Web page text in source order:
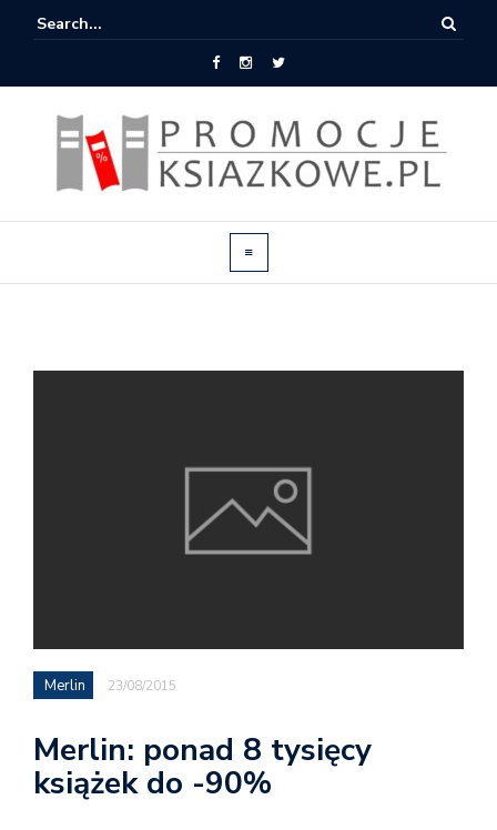
Merlin 23/08/2015
Merlin: ponad 8 tysięcy
książek do -90%